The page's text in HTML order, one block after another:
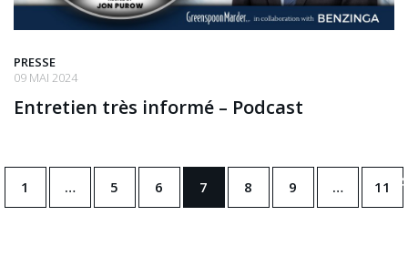
PRESSE
09 MAI 2024
Entretien très informé – Podcast
1 … 5 6 7 8 9 … 11